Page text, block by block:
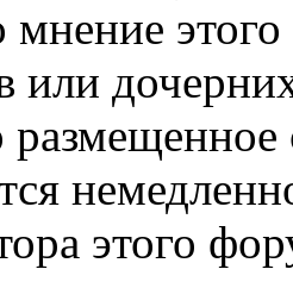
мнение
или
этого